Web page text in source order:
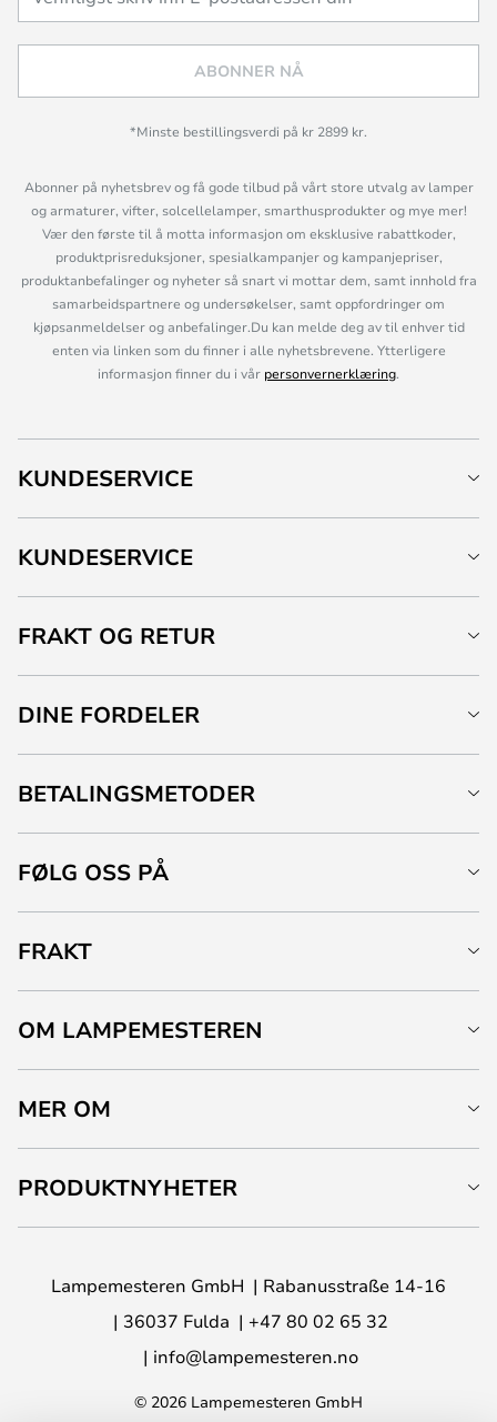
ABONNER NÅ
*Minste bestillingsverdi på kr 2899 kr.
Abonner på nyhetsbrev og få gode tilbud på vårt store utvalg av lamper
og armaturer, vifter, solcellelamper, smarthusprodukter og mye mer!
Vær den første til å motta informasjon om eksklusive rabattkoder,
produktprisreduksjoner, spesialkampanjer og kampanjepriser,
produktanbefalinger og nyheter så snart vi mottar dem, samt innhold fra
samarbeidspartnere og undersøkelser, samt oppfordringer om
kjøpsanmeldelser og anbefalinger.Du kan melde deg av til enhver tid
enten via linken som du finner i alle nyhetsbrevene. Ytterligere
informasjon finner du i vår personvernerklæring.
KUNDESERVICE
KUNDESERVICE
FRAKT OG RETUR
DINE FORDELER
BETALINGSMETODER
FØLG OSS PÅ
FRAKT
OM LAMPEMESTEREN
MER OM
PRODUKTNYHETER
Lampemesteren GmbH
Rabanusstraße 14-16
36037 Fulda
+47 80 02 65 32
info@lampemesteren.no
© 2026 Lampemesteren GmbH